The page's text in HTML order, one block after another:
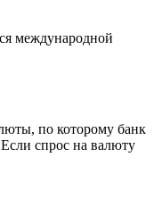
международной
по которому банк
спрос на валюту